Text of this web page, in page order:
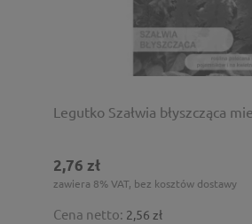
Legutko Szałwia błyszcząca
2,76 zł
zawiera 8% VAT, bez kosztów dostawy
Cena netto: 2,56 zł